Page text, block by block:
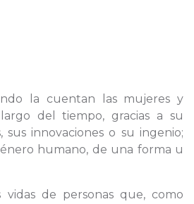
la cuentan las mujeres y
del tiempo, gracias a su
sus innovaciones o su ingenio;
humano, de una forma u
vidas de personas que, como